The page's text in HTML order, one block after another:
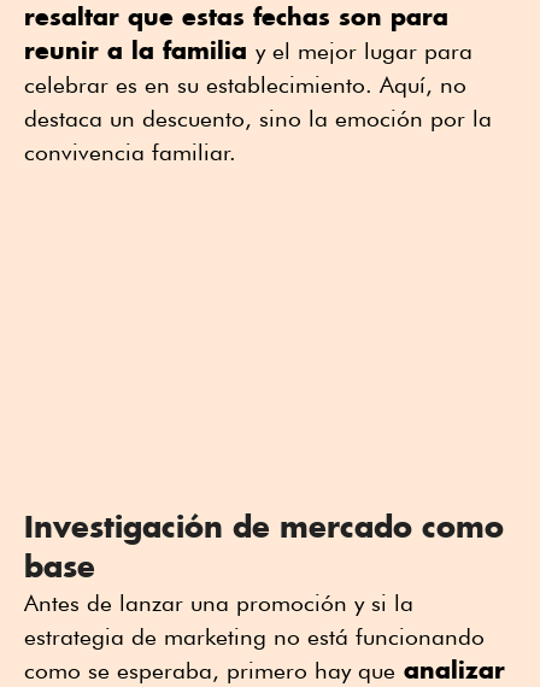
resaltar que estas fechas son para
reunir a la familia y el mejor lugar para
celebrar es en su establecimiento. Aquí, no
destaca un descuento, sino la emoción por la
convivencia familiar.
Investigación de mercado como
base
Antes de lanzar una promoción y si la
estrategia de marketing no está funcionando
como se esperaba, primero hay que analizar